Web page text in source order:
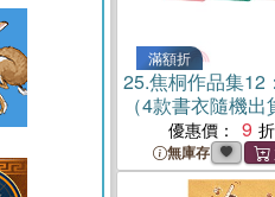
滿額折
25.焦桐作品集12
（4款書衣隨機出
優惠價： 9
無庫存